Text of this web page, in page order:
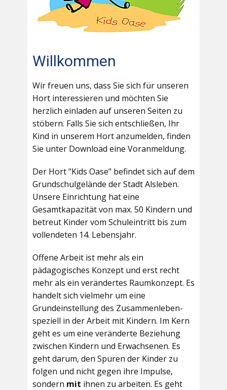
Willkommen
Wir freuen uns, dass Sie sich für unseren
Hort interessieren und möchten Sie
herzlich einladen auf unseren Seiten zu
stöbern. Falls Sie sich entschließen, Ihr
Kind in unserem Hort anzumelden, finden
Sie unter Download eine Voranmeldung.
Der Hort "Kids Oase" befindet sich auf dem
Grundschulgelände der Stadt Alsleben.
Unsere Einrichtung hat eine
Gesamtkapazität von max. 50 Kindern und
betreut Kinder vom Schuleintritt bis zum
vollendeten 14. Lebensjahr.
Offene Arbeit ist mehr als ein
pädagogisches Konzept und erst recht
mehr als ein verändertes Raumkonzept. Es
handelt sich vielmehr um eine
Grundeinstellung des Zusammenleben-
speziell in der Arbeit mit Kindern. Im Kern
geht es um eine veränderte Beziehung
zwischen Kindern und Erwachsenen. Es
geht darum, den Spuren der Kinder zu
folgen und nicht gegen ihre Impulse,
sondern mit ihnen zu arbeiten. Es geht